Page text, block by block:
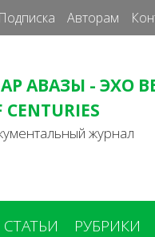
Подписка Авторам
АВАЗЫ - ЭХО
CENTURIES
журнал
СТАТЬИ РУБРИКИ